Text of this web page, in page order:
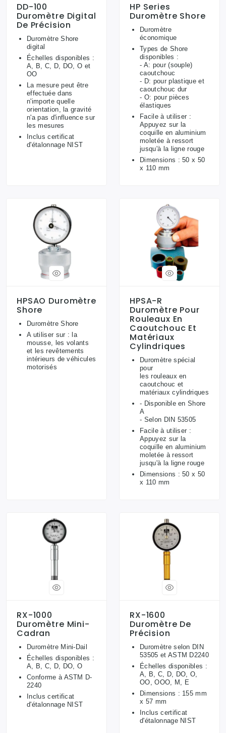
DD-100
Duromètre Digital
De Précision
Duromètre Shore
digital
Échelles disponibles :
A, B, C, D, DO, O et
OO
La mesure peut être
effectuée dans
n'importe quelle
orientation, la gravité
n'a pas d'influence sur
les mesures
Inclus certificat
d'étalonnage NIST
HP Series
Duromètre Shore
Duromètre
économique
Types de Shore
disponibles :
- A: pour (souple)
caoutchouc
- D: pour plastique et
caoutchouc dur
- O: pour pièces
élastiques
Facile à utiliser :
Appuyez sur la
coquille en aluminium
moletée à ressort
jusqu'à la ligne rouge
Dimensions : 50 x 50
x 110 mm
HPSAO Duromètre
Shore
Duromètre Shore
A utiliser sur : la
mousse, les volants
et les revêtements
intérieurs de véhicules
motorisés
HPSA-R
Duromètre Pour
Rouleaux En
Caoutchouc Et
Matériaux
Cylindriques
Duromètre spécial
pour
les rouleaux en
caoutchouc et
matériaux cylindriques
- Disponible en Shore
A
- Selon DIN 53505
Facile à utiliser :
Appuyez sur la
coquille en aluminium
moletée à ressort
jusqu'à la ligne rouge
Dimensions : 50 x 50
x 110 mm
RX-1000
Duromètre Mini-
Cadran
Duromètre Mini-Dail
Échelles disponibles :
A, B, C, D, DO, O
Conforme à ASTM D-
2240
Inclus certificat
d'étalonnage NIST
RX-1600
Duromètre De
Précision
Duromètre selon DIN
53505 et ASTM D2240
Échelles disponibles :
A, B, C, D, DO, O,
OO, OOO, M, E
Dimensions : 155 mm
x 57 mm
Inclus certificat
d'étalonnage NIST